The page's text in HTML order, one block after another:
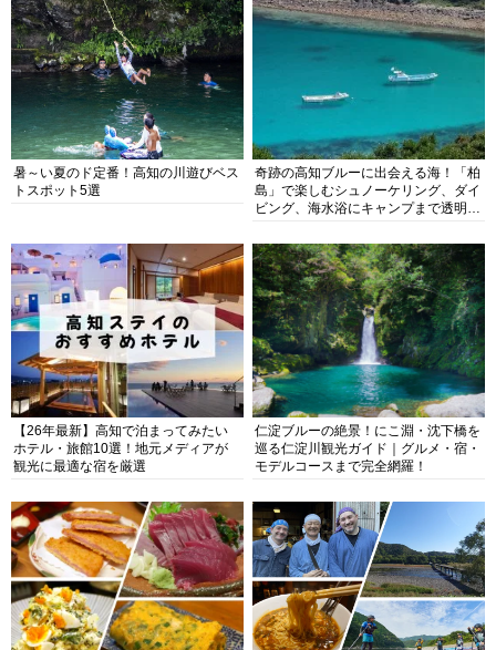
暑～い夏のド定番！高知の川遊びベス
トスポット5選
奇跡の高知ブルーに出会える海！「柏
島」で楽しむシュノーケリング、ダイ
ビング、海水浴にキャンプまで透明度
【26年最新】高知で泊まってみたい
ホテル・旅館10選！地元メディアが
観光に最適な宿を厳選
仁淀ブルーの絶景！にこ淵・沈下橋を
巡る仁淀川観光ガイド｜グルメ・宿・
モデルコースまで完全網羅！